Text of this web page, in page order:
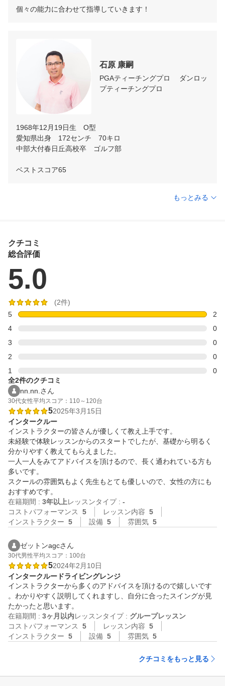
個々の能力に合わせて指導していきます！
石原 康嗣
PGAティーチングプロ　 ダンロッ
プティーチングプロ
1968年12月19日生　O型
愛知県出身　172センチ　70キロ
中部大付春日丘高校卒　ゴルフ部
ベストスコア65
もっとみる
クチコミ
総合評価
5.0
(2件)
5
2
4
0
3
0
2
0
1
0
全2件のクチコミ
nn.nn.さん
30代女性平均スコア：110～120台
52025年3月15日
インタークルー
インストラクターの皆さんが優しくて教え上手です。
未経験で体験レッスンからのスタートでしたが、基礎から明るく
分かりやすく教えてもらえました。
一人一人をみてアドバイスを頂けるので、長く通われている方も
多いです。
スクールの雰囲気もよく先生もとても優しいので、女性の方にも
おすすめです。
在籍期間 : 3年以上レッスンタイプ : -
コストパフォーマンス
5 レッスン内容 5
インストラクター 5 設備 5 雰囲気 5
ゼットンagcさん
30代男性平均スコア：100台
52024年2月10日
インタークルードライビングレンジ
インストラクターから多くのアドバイスを頂けるので嬉しいです
。わかりやすく説明してくれますし、自分に合ったスイングが見
たかったと思います。
在籍期間 : 3ヶ月以内レッスンタイプ : グループレッスン
コストパフォーマンス
5 レッスン内容 5
インストラクター 5 設備 5 雰囲気 5
クチコミをもっと見る